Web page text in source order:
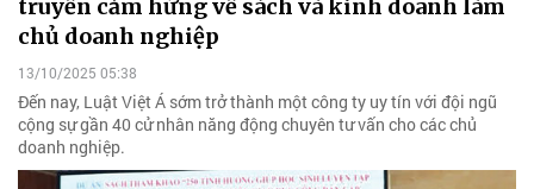
truyền cảm hứng về sách và kinh doanh làm
chủ doanh nghiệp
13/10/2025 05:38
Đến nay, Luật Việt Á sớm trở thành một công ty uy tín với đội ngũ
cộng sự gần 40 cử nhân năng động chuyên tư vấn cho các chủ
doanh nghiệp.